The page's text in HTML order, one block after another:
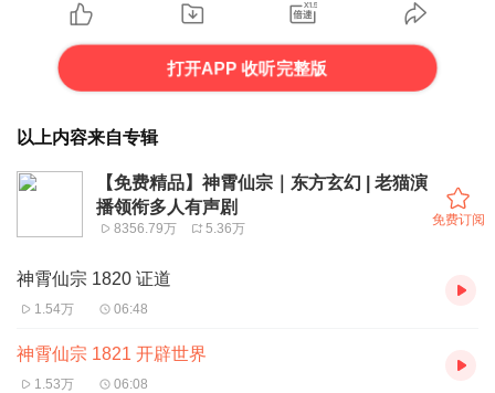
打开APP 收听完整版
以上内容来自专辑
【免费精品】神霄仙宗｜东方玄幻 | 老猫演
播领衔多人有声剧
8356.79万 5.36万
免费订阅
神霄仙宗 1820 证道
1.54万 06:48
神霄仙宗 1821 开辟世界
1.53万 06:08